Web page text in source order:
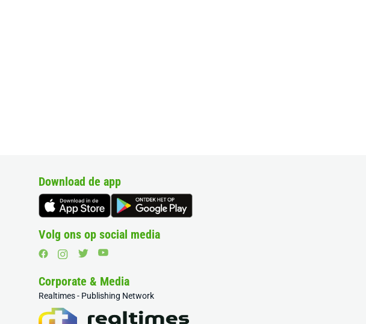
Download de app
Volg ons op social media
Corporate & Media
Realtimes - Publishing Network